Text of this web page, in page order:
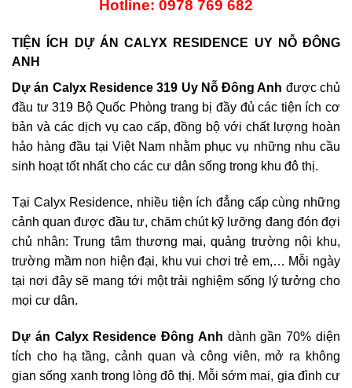
Hotline: 0978 769 682
TIỆN ÍCH DỰ ÁN CALYX RESIDENCE UY NỖ ĐÔNG
ANH
Dự án Calyx Residence 319 Uy Nỗ Đông Anh được chủ
đầu tư 319 Bộ Quốc Phòng trang bị đầy đủ các tiện ích cơ
bản và các dịch vụ cao cấp, đồng bộ với chất lượng hoàn
hảo hàng đầu tại Việt Nam nhằm phục vụ những nhu cầu
sinh hoạt tốt nhất cho các cư dân sống trong khu đô thị.
Tại Calyx Residence, nhiều tiện ích đẳng cấp cùng những
cảnh quan được đầu tư, chăm chút kỹ lưỡng đang đón đợi
chủ nhân: Trung tâm thương mại, quảng trường nội khu,
trường mầm non hiện đại, khu vui chơi trẻ em,… Mỗi ngày
tại nơi đây sẽ mang tới một trải nghiệm sống lý tưởng cho
mọi cư dân.
Dự án Calyx Residence Đông Anh dành gần 70% diện
tích cho hạ tầng, cảnh quan và công viên, mở ra không
gian sống xanh trong lòng đô thị. Mỗi sớm mai, gia đình cư